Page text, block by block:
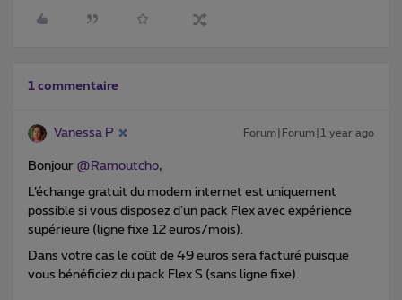
1 commentaire
Vanessa P Forum|Forum|1 year ago
Bonjour ​ @Ramoutcho,
L’échange gratuit du modem internet est uniquement
possible si vous disposez d’un pack Flex avec expérience
supérieure (ligne fixe 12 euros/mois).
Dans votre cas le coût de 49 euros sera facturé puisque
vous bénéficiez du pack Flex S (sans ligne fixe).